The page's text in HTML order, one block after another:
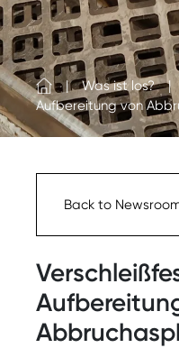
Was ist los?
Aufbereitung von
Back to